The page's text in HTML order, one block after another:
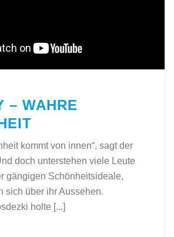
– WAHRE
kommt von innen“, sagt der
doch unterstehen viele Leute
gängigen Schönheitsideale,
sich über ihr Aussehen.
holte [...]